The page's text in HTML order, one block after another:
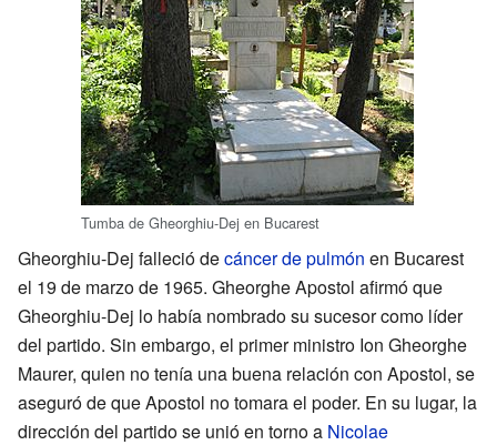
Tumba de Gheorghiu-Dej en Bucarest
Gheorghiu-Dej falleció decáncer de pulmón en Bucarest
el 19 de marzo de 1965. Gheorghe Apostol afirmó que
Gheorghiu-Dej lo había nombrado su sucesor como líder
del partido. Sin embargo, el primer ministro Ion Gheorghe
Maurer, quien no tenía una buena relación con Apostol, se
aseguró de que Apostol no tomara el poder. En su lugar, la
dirección del partido se unió en torno a Nicolae